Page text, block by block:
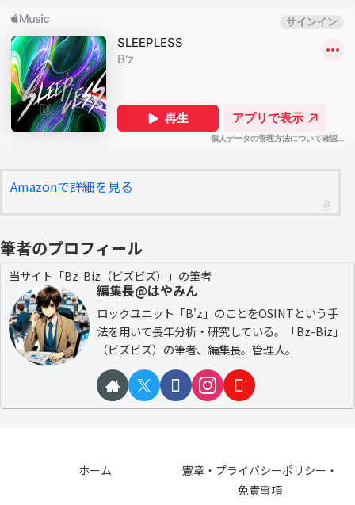
Amazonで詳細を見る
筆者のプロフィール
当サイト「Bz-Biz（ビズビズ）」の筆者
編集長@はやみん
ロックユニット「B'z」のことをOSINTという手
法を用いて長年分析・研究している。「Bz-Biz」
（ビズビズ）の筆者、編集長。管理人。
ホーム
憲章・プライバシーポリシー・
免責事項